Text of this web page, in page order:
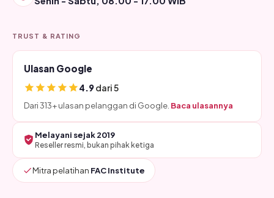
TRUST & RATING
Ulasan Google
4.9dari 5
Dari 313+ ulasan pelanggan di Google. Baca ulasannya
Melayani sejak 2019
Reseller resmi, bukan pihak ketiga
Mitra pelatihan FAC Institute